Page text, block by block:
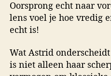
Oorsprong echt naar
lens voel je hoe vredig
echt is!
Wat Astrid
is niet alleen haar